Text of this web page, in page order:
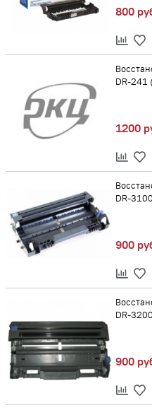
800
DR-241
1200
DR-
900
DR-
900